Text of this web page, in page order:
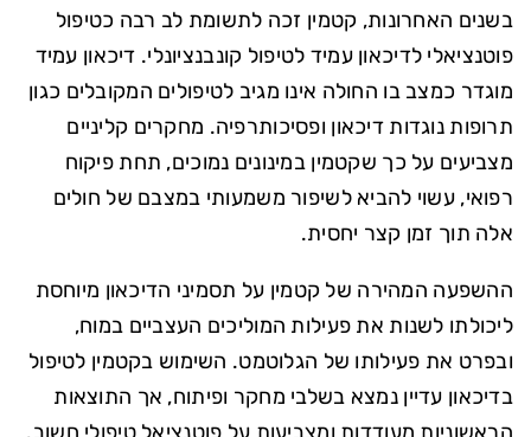
בשנים האחרונות, קטמין זכה לתשומת לב רבה כטיפול
פוטנציאלי לדיכאון עמיד לטיפול קונבנציונלי. דיכאון עמיד
מוגדר כמצב בו החולה אינו מגיב לטיפולים המקובלים כגון
תרופות נוגדות דיכאון ופסיכותרפיה. מחקרים קליניים
מצביעים על כך שקטמין במינונים נמוכים, תחת פיקוח
רפואי, עשוי להביא לשיפור משמעותי במצבם של חולים
אלה תוך זמן קצר יחסית.
ההשפעה המהירה של קטמין על תסמיני הדיכאון מיוחסת
ליכולתו לשנות את פעילות המוליכים העצביים במוח,
ובפרט את פעילותו של הגלוטמט. השימוש בקטמין לטיפול
בדיכאון עדיין נמצא בשלבי מחקר ופיתוח, אך התוצאות